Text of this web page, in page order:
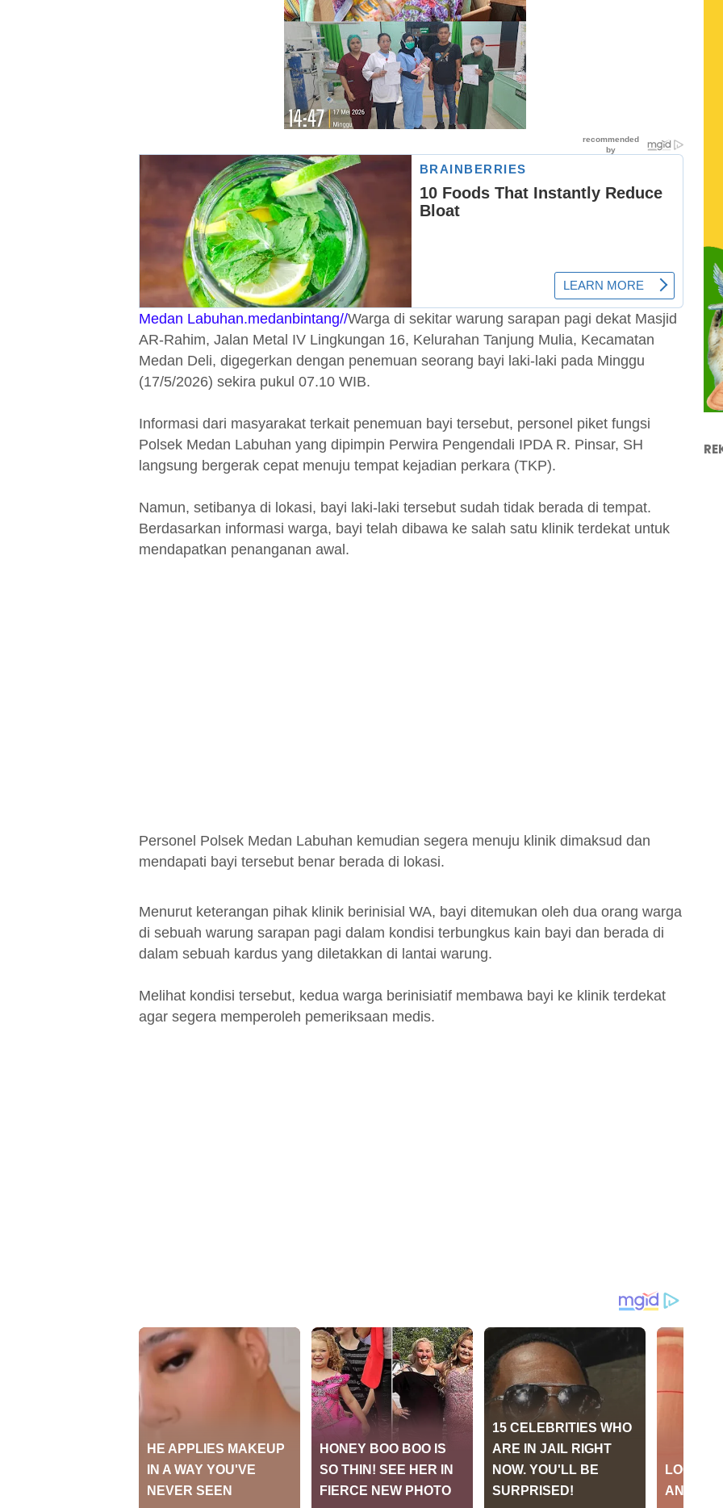
Medan Labuhan.medanbintang//Warga di sekitar warung sarapan pagi dekat Masjid
AR-Rahim, Jalan Metal IV Lingkungan 16, Kelurahan Tanjung Mulia, Kecamatan
Medan Deli, digegerkan dengan penemuan seorang bayi laki-laki pada Minggu
(17/5/2026) sekira pukul 07.10 WIB.
Informasi dari masyarakat terkait penemuan bayi tersebut, personel piket fungsi
Polsek Medan Labuhan yang dipimpin Perwira Pengendali IPDA R. Pinsar, SH
langsung bergerak cepat menuju tempat kejadian perkara (TKP).
Namun, setibanya di lokasi, bayi laki-laki tersebut sudah tidak berada di tempat.
Berdasarkan informasi warga, bayi telah dibawa ke salah satu klinik terdekat untuk
mendapatkan penanganan awal.
Personel Polsek Medan Labuhan kemudian segera menuju klinik dimaksud dan
mendapati bayi tersebut benar berada di lokasi.
Menurut keterangan pihak klinik berinisial WA, bayi ditemukan oleh dua orang warga
di sebuah warung sarapan pagi dalam kondisi terbungkus kain bayi dan berada di
dalam sebuah kardus yang diletakkan di lantai warung.
Melihat kondisi tersebut, kedua warga berinisiatif membawa bayi ke klinik terdekat
agar segera memperoleh pemeriksaan medis.